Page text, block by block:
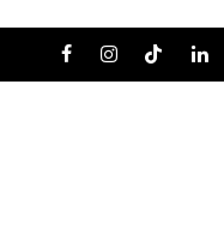
FacebookInstagram
Tiktok